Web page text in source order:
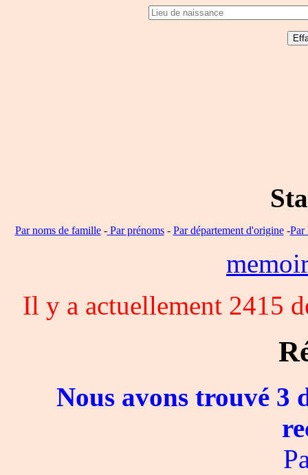
Par noms de famille-Par prénoms- Par département d'origine-Par
Il y a actuellement 2415
Nous avons trouvé 3